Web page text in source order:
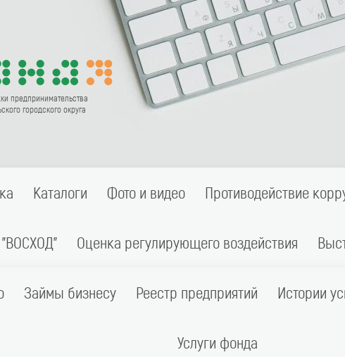
предпринимательства
городского округа
Каталоги Фото и видео Противодействие
Оценка регулирующего воздействия
Займы бизнесу Реестр предприятий Истории
Услуги фонда